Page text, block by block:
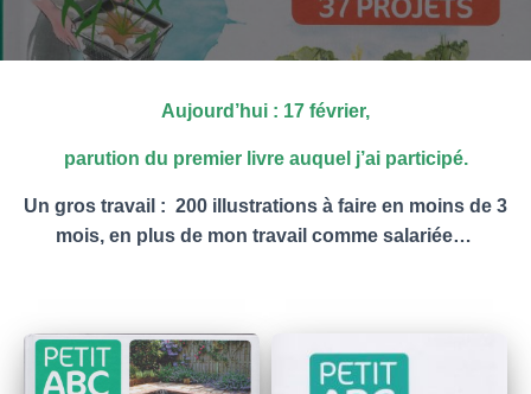
Aujourd’hui : 17 février,
parution du premier livre auquel j’ai participé.
Un gros travail : 200 illustrations à faire en moins de 3
mois, en plus de mon travail comme salariée…